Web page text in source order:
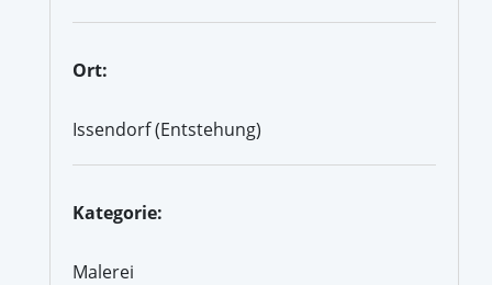
Ort:
Issendorf (Entstehung)
Kategorie:
Malerei